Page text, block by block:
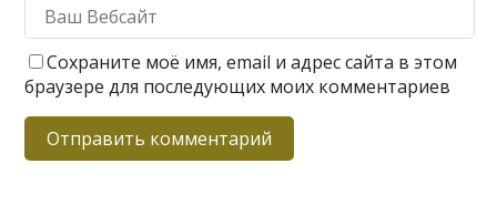
Сохраните моё имя, email и адрес сайта в этом
браузере для последующих моих комментариев